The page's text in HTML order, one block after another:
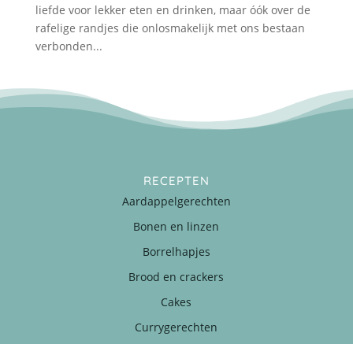
liefde voor lekker eten en drinken, maar óók over de
rafelige randjes die onlosmakelijk met ons bestaan
verbonden...
RECEPTEN
Aardappelgerechten
Bonen en linzen
Borrelhapjes
Brood en crackers
Cakes
Currygerechten